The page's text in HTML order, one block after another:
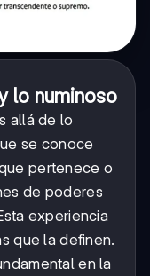
lo numinoso
allá de lo
se conoce
pertenece o
de poderes
experiencia
que la definen.
en la